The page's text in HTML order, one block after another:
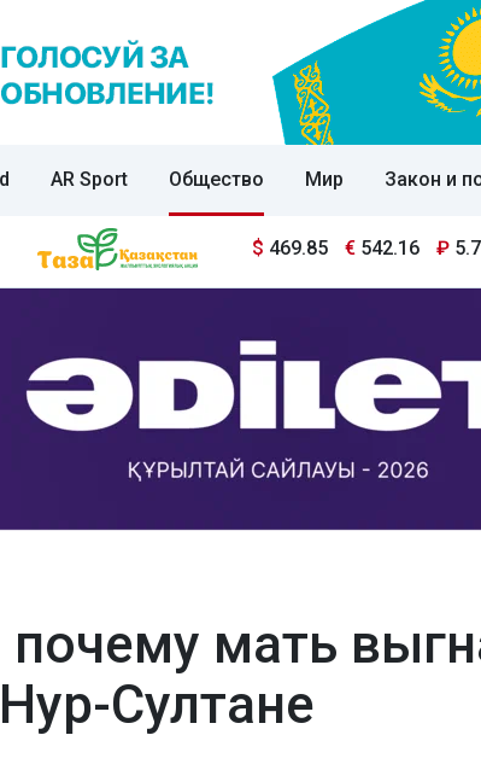
AR Sport Общество Мир Закон и
$ 469.85 € 542.16 ₽
почему мать
Султане